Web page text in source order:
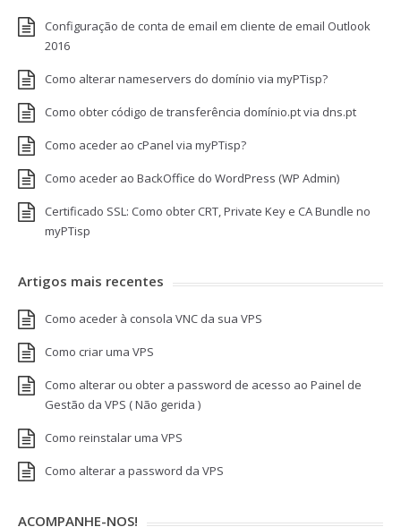
Configuração de conta de email em cliente de email Outlook
2016
Como alterar nameservers do domínio via myPTisp?
Como obter código de transferência domínio.pt via dns.pt
Como aceder ao cPanel via myPTisp?
Como aceder ao BackOffice do WordPress (WP Admin)
Certificado SSL: Como obter CRT, Private Key e CA Bundle no
myPTisp
Artigos mais recentes
Como aceder à consola VNC da sua VPS
Como criar uma VPS
Como alterar ou obter a password de acesso ao Painel de
Gestão da VPS ( Não gerida )
Como reinstalar uma VPS
Como alterar a password da VPS
ACOMPANHE-NOS!